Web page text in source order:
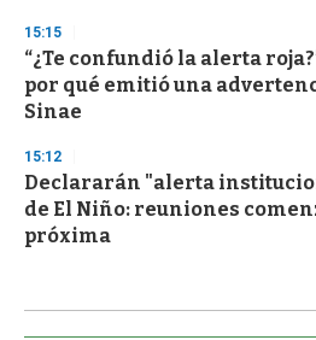
15:15
“¿Te confundió la alerta
por qué emitió una
Sinae
15:12
Declararán "alerta
de El Niño: reuniones
próxima